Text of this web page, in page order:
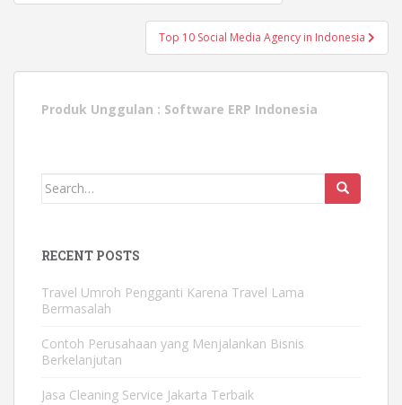
Top 10 Social Media Agency in Indonesia
Produk Unggulan : Software ERP Indonesia
Search
RECENT POSTS
Travel Umroh Pengganti Karena Travel Lama
Bermasalah
Contoh Perusahaan yang Menjalankan Bisnis
Berkelanjutan
Jasa Cleaning Service Jakarta Terbaik